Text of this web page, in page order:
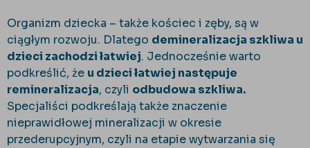
Organizm dziecka – także kościec i zęby, są w
ciągłym rozwoju. Dlatego demineralizacja szkliwa u
dzieci zachodzi łatwiej. Jednocześnie warto
podkreślić, że u dzieci łatwiej następuje
remineralizacja, czyli odbudowa szkliwa.
Specjaliści podkreślają także znaczenie
nieprawidłowej mineralizacji w okresie
przederupcyjnym, czyli na etapie wytwarzania się